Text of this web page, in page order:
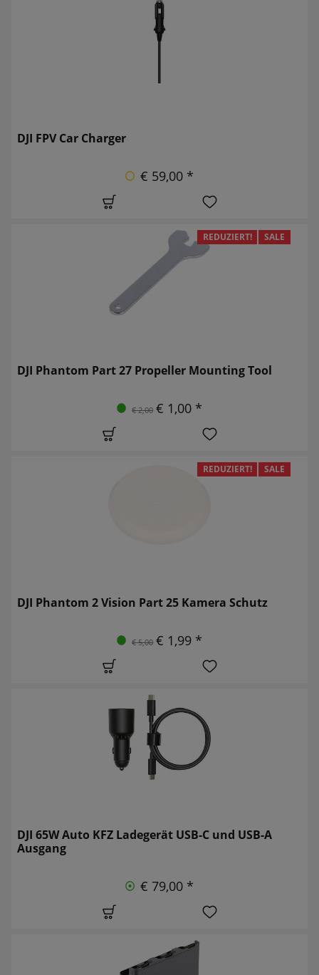
DJI FPV Car Charger
€ 59,00 *
REDUZIERT! SALE
DJI Phantom Part 27 Propeller Mounting Tool
€ 2,00 € 1,00 *
REDUZIERT! SALE
DJI Phantom 2 Vision Part 25 Kamera Schutz
€ 5,00 € 1,99 *
DJI 65W Auto KFZ Ladegerät USB-C und USB-A
Ausgang
€ 79,00 *